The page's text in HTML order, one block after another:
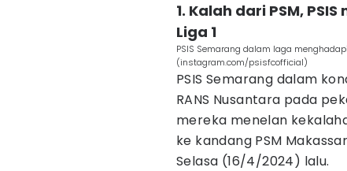
1. Kalah dari PSM,
Liga 1
PSIS Semarang dalam laga
(instagram.com/psisfcofficial)
PSIS Semarang dalam
RANS Nusantara pada
mereka menelan
ke kandang PSM
Selasa (16/4/2024) lalu.